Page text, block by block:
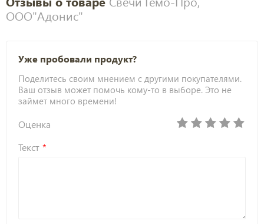
ООО"Адонис"
Уже пробовали продукт?
Поделитесь своим мнением с другими покупателями.
Ваш отзыв может помочь кому-то в выборе. Это не
займет много времени!
Оценка
Текст